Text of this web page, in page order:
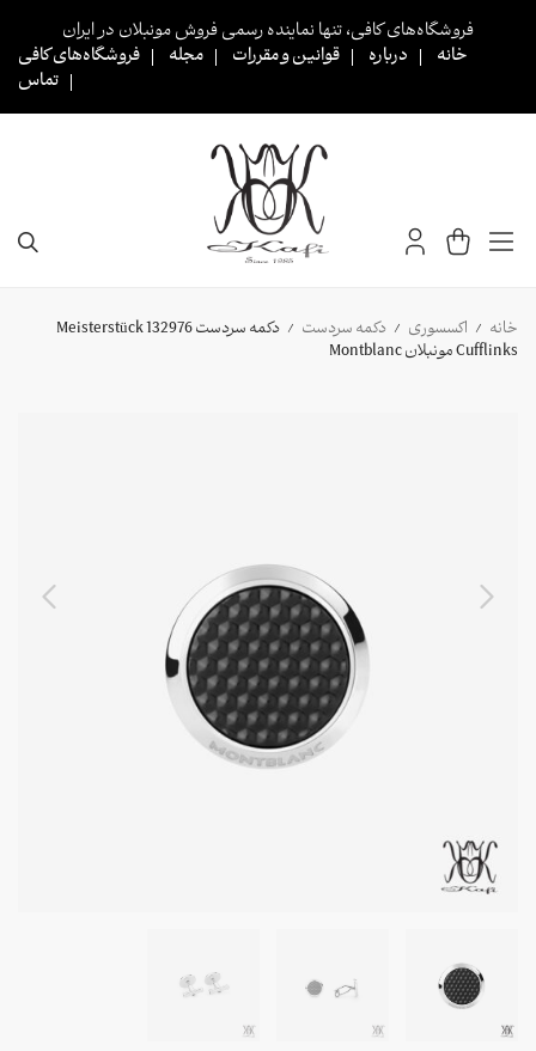
فروشگاه‌های کافی، تنها نماینده رسمی فروش مونبلان در ایران
خانه
درباره قوانین و مقررات مجله
فروشگاه‌های کافی
تماس
خانه / اکسسوری / دکمه سردست /
دکمه سردست 132976 Meisterstück
Cufflinks مونبلان Montblanc